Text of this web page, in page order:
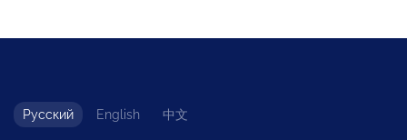
Русский English 中文